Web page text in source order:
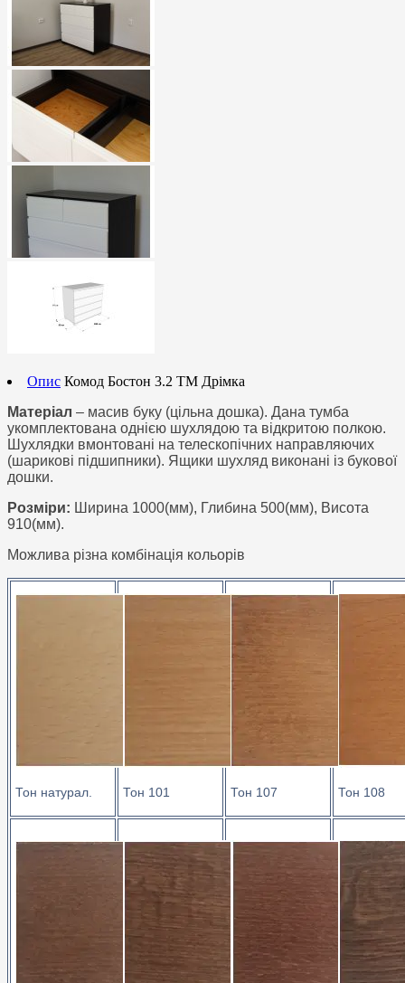
Опис Комод Бостон 3.2 ТМ Дрімка
Матеріал – масив буку (цільна дошка). Дана тумба
укомплектована однією шухлядою та відкритою полкою.
Шухлядки вмонтовані на телескопічних направляючих
(шарикові підшипники). Ящики шухляд виконані із букової
дошки.
Розміри: Ширина 1000(мм), Глибина 500(мм), Висота
910(мм).
Можлива різна комбінація кольорів
Тон натурал. Тон 101 Тон 107 Тон 108